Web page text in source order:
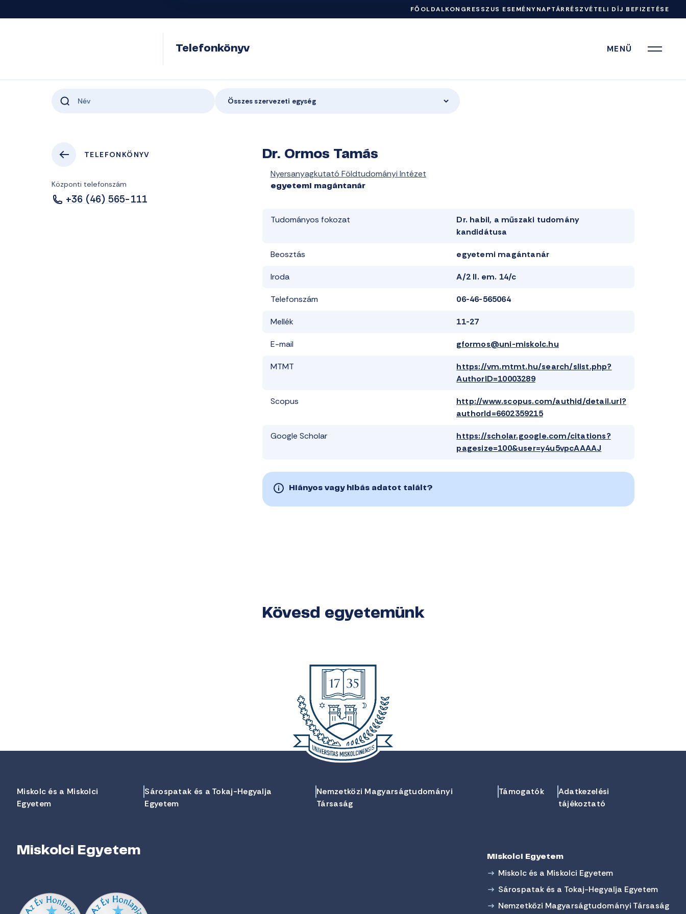
FŐOLDALKONGRESSZUS ESEMÉNYNAPTÁRRÉSZVÉTELI DÍJ BEFIZETÉSE
Telefonkönyv MENÜ
Összes szervezeti egység
TELEFONKÖNYV
Központi telefonszám
+36 (46) 565-111
Dr. Ormos Tamás
Nyersanyagkutató Földtudományi Intézet
egyetemi magántanár
Tudományos fokozat
Dr. habil, a műszaki tudomány
kandidátusa
Beosztás egyetemi magántanár
Iroda A/2 II. em. 14/c
Telefonszám 06-46-565064
Mellék 11-27
E-mail gformos@uni-miskolc.hu
MTMT
https://vm.mtmt.hu/search/slist.php?
AuthorID=10003289
Scopus
http://www.scopus.com/authid/detail.url?
authorId=6602359215
Google Scholar
https://scholar.google.com/citations?
pagesize=100&user=y4u5vpcAAAAJ
Hiányos vagy hibás adatot talált?
Kövesd egyetemünk
Miskolc és a Miskolci
Egyetem
Sárospatak és a Tokaj-Hegyalja
Egyetem
Nemzetközi Magyarságtudományi
Társaság
Támogatók
Adatkezelési
tájékoztató
Miskolci Egyetem Miskolci Egyetem
Miskolc és a Miskolci Egyetem
Sárospatak és a Tokaj-Hegyalja Egyetem
Nemzetközi Magyarságtudományi Társaság